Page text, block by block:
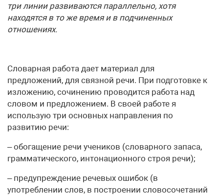
три линии развиваются параллельно, хотя
находятся в то же время и в подчиненных
отношениях.
Словарная работа дает материал для
предложений, для связной речи. При подготовке к
изложению, сочинению проводится работа над
словом и предложением. В своей работе я
использую три основных направления по
развитию речи:
– обогащение речи учеников (словарного запаса,
грамматического, интонационного строя речи);
– предупреждение речевых ошибок (в
употреблении слов, в построении словосочетаний